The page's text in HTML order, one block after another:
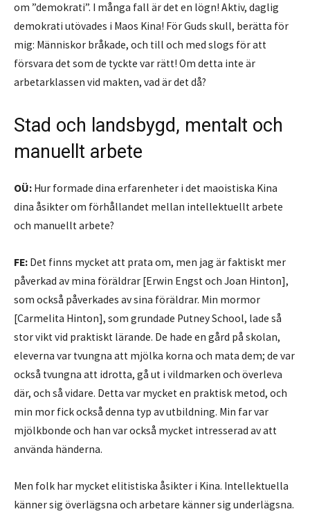
om ”demokrati”. I många fall är det en lögn! Aktiv, daglig
demokrati utövades i Maos Kina! För Guds skull, berätta för
mig: Människor bråkade, och till och med slogs för att
försvara det som de tyckte var rätt! Om detta inte är
arbetarklassen vid makten, vad är det då?
Stad och landsbygd, mentalt och
manuellt arbete
OÜ: Hur formade dina erfarenheter i det maoistiska Kina
dina åsikter om förhållandet mellan intellektuellt arbete
och manuellt arbete?
FE: Det finns mycket att prata om, men jag är faktiskt mer
påverkad av mina föräldrar [Erwin Engst och Joan Hinton],
som också påverkades av sina föräldrar. Min mormor
[Carmelita Hinton], som grundade Putney School, lade så
stor vikt vid praktiskt lärande. De hade en gård på skolan,
eleverna var tvungna att mjölka korna och mata dem; de var
också tvungna att idrotta, gå ut i vildmarken och överleva
där, och så vidare. Detta var mycket en praktisk metod, och
min mor fick också denna typ av utbildning. Min far var
mjölkbonde och han var också mycket intresserad av att
använda händerna.
Men folk har mycket elitistiska åsikter i Kina. Intellektuella
känner sig överlägsna och arbetare känner sig underlägsna.